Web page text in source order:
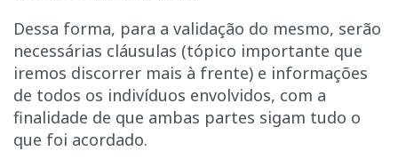
Dessa forma, para a validação do mesmo, serão
necessárias cláusulas (tópico importante que
iremos discorrer mais à frente) e informações
de todos os indivíduos envolvidos, com a
finalidade de que ambas partes sigam tudo o
que foi acordado.